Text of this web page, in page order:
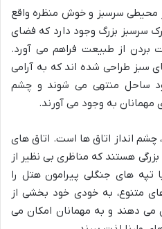
محیطی سرسبز و خوش منظره واقع
سرسبز بزرگ وجود دارد که فضای
بردن از طبیعت فراهم می آورد.
سبز طراحی شده اند که به آرامی
ساحل منتهی می شوند و چشم
مهمانان به وجود می آورند.
چشم انداز اتاق ها است. اتاق های
هستند که مناظری بی نظیر از
تپه های جنگلی پیرامون هتل را
متنوع، به خودی خود بخشی از
می دهند و به مهمانان امکان می